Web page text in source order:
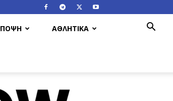
ΑΘΛΗΤΙΚΑ